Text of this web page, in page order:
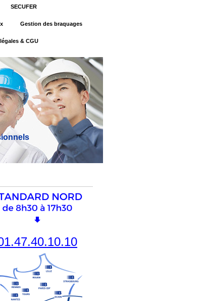
SECUFER
Gestion des braquages
& CGU